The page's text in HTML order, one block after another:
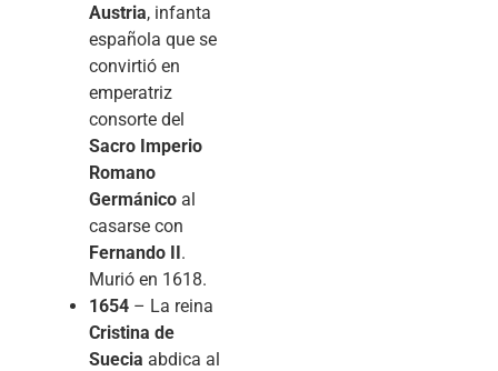
Austria, infanta
española que se
convirtió en
emperatriz
consorte del
Sacro Imperio
Romano
Germánico al
casarse con
Fernando II.
Murió en 1618.
1654 – La reina
Cristina de
Suecia abdica al